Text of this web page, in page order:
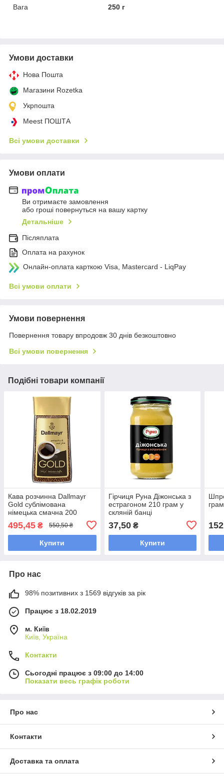
Вага
250 г
Умови доставки
Нова Пошта
Магазини Rozetka
Укрпошта
Meest ПОШТА
Всі умови доставки
Умови оплати
Ви отримаєте замовлення
або гроші повернуться на вашу картку
Детальніше
Післяплата
Оплата на рахунок
Онлайн-оплата карткою Visa, Mastercard - LiqPay
Всі умови оплати
Умови повернення
Повернення товару впродовж 30 днів безкоштовно
Всі умови повернення
Подібні товари компанії
Кава розчинна Dallmayr
Gold сублімована
німецька смачна 200
495,45 ₴ 550,50 ₴
Купити
Гірчиця Руна Діжонська з
естрагоном 210 грам у
скляній банці
37,50₴
Купити
Про нас
98% позитивних з 1569 відгуків за рік
Працює з 18.02.2019
м. Київ
Київ, Україна
Контакти
Сьогодні працює з 09:00 до 14:00
Показати весь графік роботи
Про нас
Контакти
Доставка та оплата